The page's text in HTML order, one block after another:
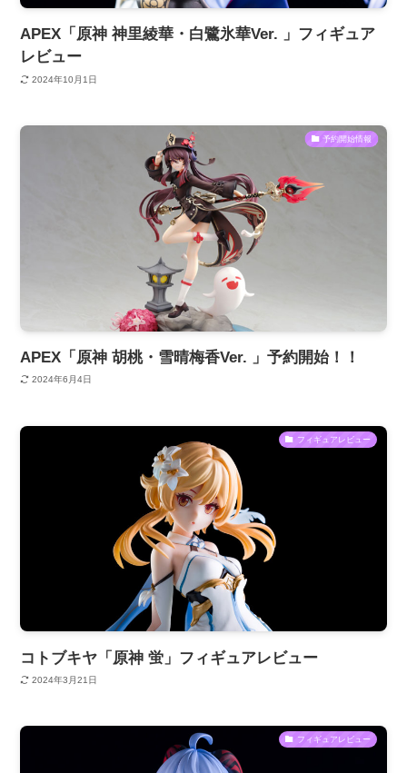
APEX「原神 神里綾華・白鷺氷華Ver. 」フィギュア
レビュー
2024年10月1日
予約開始情報
APEX「原神 胡桃・雪晴梅香Ver. 」予約開始！！
2024年6月4日
フィギュアレビュー
コトブキヤ「原神 蛍」フィギュアレビュー
2024年3月21日
フィギュアレビュー